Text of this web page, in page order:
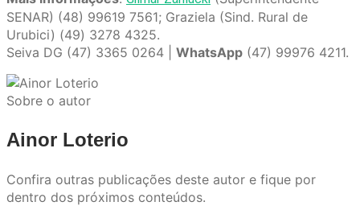
SENAR) (48) 99619 7561; Graziela (Sind. Rural de
Urubici) (49) 3278 4325.
Seiva DG (47) 3365 0264 | WhatsApp (47) 99976 4211.
Sobre o autor
Ainor Loterio
Confira outras publicações deste autor e fique por
dentro dos próximos conteúdos.